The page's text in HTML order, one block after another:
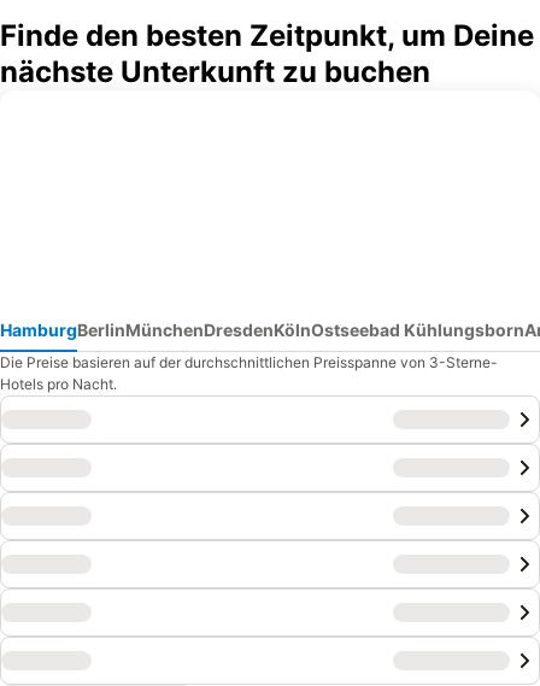
Finde den besten Zeitpunkt, um Deine
nächste Unterkunft zu buchen
HamburgBerlinMünchenDresdenKölnOstseebad Kühlungsborn
Die Preise basieren auf der durchschnittlichen Preisspanne von 3-Sterne-
Hotels pro Nacht.